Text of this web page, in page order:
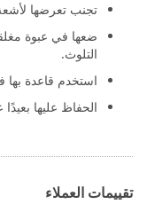
تجنب تعرضها
ضعها في عبوة
التلوث.
استخدم قاعدة
الحفاظ عليها
تقييمات العملاء